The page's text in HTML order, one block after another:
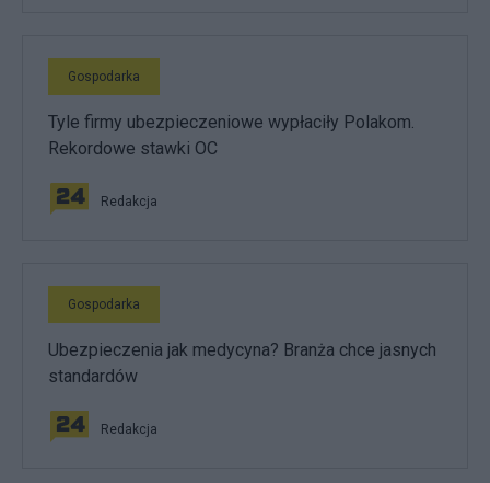
Gospodarka
Tyle firmy ubezpieczeniowe wypłaciły Polakom.
Rekordowe stawki OC
Redakcja
Gospodarka
Ubezpieczenia jak medycyna? Branża chce jasnych
standardów
Redakcja